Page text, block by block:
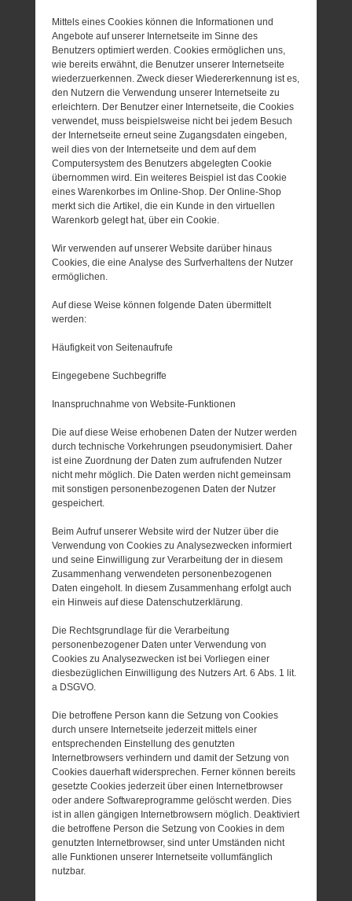
Mittels eines Cookies können die Informationen und
Angebote auf unserer Internetseite im Sinne des
Benutzers optimiert werden. Cookies ermöglichen uns,
wie bereits erwähnt, die Benutzer unserer Internetseite
wiederzuerkennen. Zweck dieser Wiedererkennung ist es,
den Nutzern die Verwendung unserer Internetseite zu
erleichtern. Der Benutzer einer Internetseite, die Cookies
verwendet, muss beispielsweise nicht bei jedem Besuch
der Internetseite erneut seine Zugangsdaten eingeben,
weil dies von der Internetseite und dem auf dem
Computersystem des Benutzers abgelegten Cookie
übernommen wird. Ein weiteres Beispiel ist das Cookie
eines Warenkorbes im Online-Shop. Der Online-Shop
merkt sich die Artikel, die ein Kunde in den virtuellen
Warenkorb gelegt hat, über ein Cookie.
Wir verwenden auf unserer Website darüber hinaus
Cookies, die eine Analyse des Surfverhaltens der Nutzer
ermöglichen.
Auf diese Weise können folgende Daten übermittelt
werden:
Häufigkeit von Seitenaufrufe
Eingegebene Suchbegriffe
Inanspruchnahme von Website-Funktionen
Die auf diese Weise erhobenen Daten der Nutzer werden
durch technische Vorkehrungen pseudonymisiert. Daher
ist eine Zuordnung der Daten zum aufrufenden Nutzer
nicht mehr möglich. Die Daten werden nicht gemeinsam
mit sonstigen personenbezogenen Daten der Nutzer
gespeichert.
Beim Aufruf unserer Website wird der Nutzer über die
Verwendung von Cookies zu Analysezwecken informiert
und seine Einwilligung zur Verarbeitung der in diesem
Zusammenhang verwendeten personenbezogenen
Daten eingeholt. In diesem Zusammenhang erfolgt auch
ein Hinweis auf diese Datenschutzerklärung.
Die Rechtsgrundlage für die Verarbeitung
personenbezogener Daten unter Verwendung von
Cookies zu Analysezwecken ist bei Vorliegen einer
diesbezüglichen Einwilligung des Nutzers Art. 6 Abs. 1 lit.
a DSGVO.
Die betroffene Person kann die Setzung von Cookies
durch unsere Internetseite jederzeit mittels einer
entsprechenden Einstellung des genutzten
Internetbrowsers verhindern und damit der Setzung von
Cookies dauerhaft widersprechen. Ferner können bereits
gesetzte Cookies jederzeit über einen Internetbrowser
oder andere Softwareprogramme gelöscht werden. Dies
ist in allen gängigen Internetbrowsern möglich. Deaktiviert
die betroffene Person die Setzung von Cookies in dem
genutzten Internetbrowser, sind unter Umständen nicht
alle Funktionen unserer Internetseite vollumfänglich
nutzbar.